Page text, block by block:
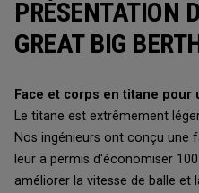
PRÉSENTATION
GREAT BIG
Face et corps en titane pour
Le titane est extrêmement
Nos ingénieurs ont conçu une
leur a permis d'économiser
améliorer la vitesse de balle